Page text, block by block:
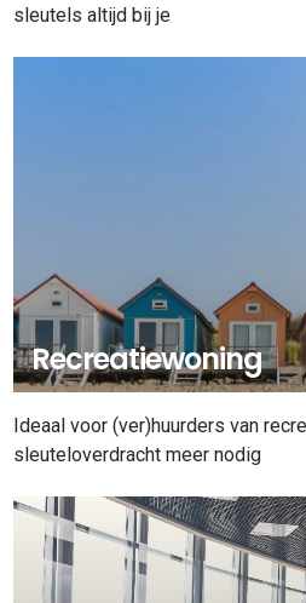
sleutels altijd bij je
Recreatiewoning
Ideaal voor (ver)huurders van
sleuteloverdracht meer nodig